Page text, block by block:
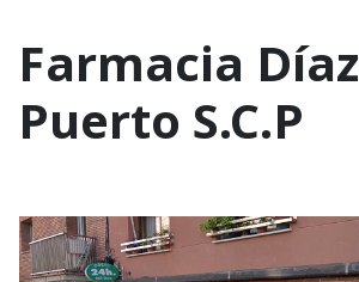
Farmacia Díaz
Puerto S.C.P